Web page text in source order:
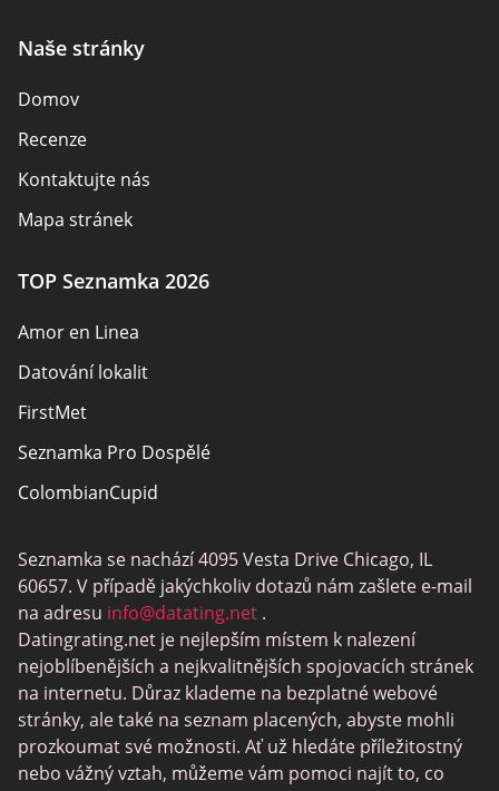
Naše stránky
Domov
Recenze
Kontaktujte nás
Mapa stránek
TOP Seznamka 2026
Amor en Linea
Datování lokalit
FirstMet
Seznamka Pro Dospělé
ColombianCupid
MeetMindful
Seznamka BDSM
BBPeopleMeet
Stránky Sugar Daddy
JPeopleMeet
Trans Seznamka
Seznamka se nachází 4095 Vesta Drive Chicago, IL
60657. V případě jakýchkoliv dotazů nám zašlete e-mail
na adresu info@datating.net .
Datingrating.net je nejlepším místem k nalezení
nejoblíbenějších a nejkvalitnějších spojovacích stránek
na internetu. Důraz klademe na bezplatné webové
stránky, ale také na seznam placených, abyste mohli
prozkoumat své možnosti. Ať už hledáte příležitostný
nebo vážný vztah, můžeme vám pomoci najít to, co